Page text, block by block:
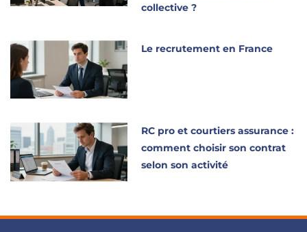
collective ?
Le recrutement en France
RC pro et courtiers assurance :
comment choisir son contrat
selon son activité